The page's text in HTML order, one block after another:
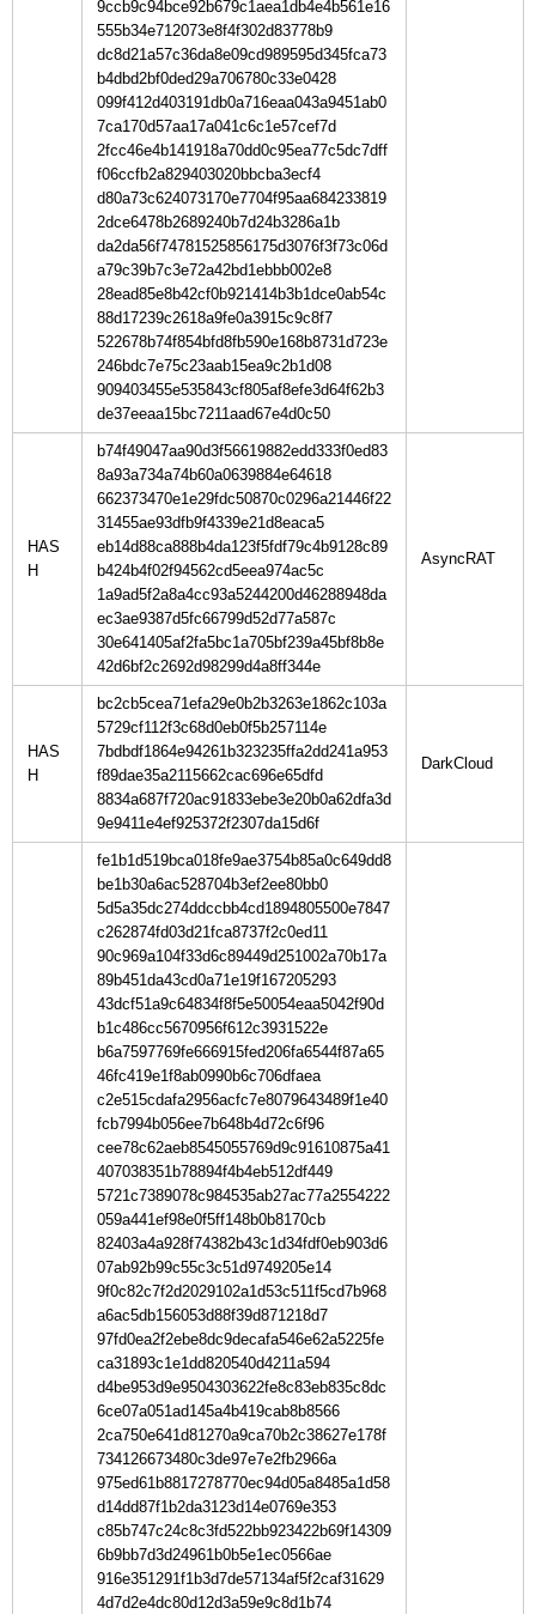
9ccb9c94bce92b679c1aea1db4e4b561e16
555b34e712073e8f4f302d83778b9
dc8d21a57c36da8e09cd989595d345fca73
b4dbd2bf0ded29a706780c33e0428
099f412d403191db0a716eaa043a9451ab0
7ca170d57aa17a041c6c1e57cef7d
2fcc46e4b141918a70dd0c95ea77c5dc7dff
f06ccfb2a829403020bbcba3ecf4
d80a73c624073170e7704f95aa684233819
2dce6478b2689240b7d24b3286a1b
da2da56f74781525856175d3076f3f73c06d
a79c39b7c3e72a42bd1ebbb002e8
28ead85e8b42cf0b921414b3b1dce0ab54c
88d17239c2618a9fe0a3915c9c8f7
522678b74f854bfd8fb590e168b8731d723e
246bdc7e75c23aab15ea9c2b1d08
909403455e535843cf805af8efe3d64f62b3
de37eeaa15bc7211aad67e4d0c50
HAS
H
b74f49047aa90d3f56619882edd333f0ed83
8a93a734a74b60a0639884e64618
662373470e1e29fdc50870c0296a21446f22
31455ae93dfb9f4339e21d8eaca5
eb14d88ca888b4da123f5fdf79c4b9128c89
b424b4f02f94562cd5eea974ac5c
1a9ad5f2a8a4cc93a5244200d46288948da
ec3ae9387d5fc66799d52d77a587c
30e641405af2fa5bc1a705bf239a45bf8b8e
42d6bf2c2692d98299d4a8ff344e
HAS
H
bc2cb5cea71efa29e0b2b3263e1862c103a
5729cf112f3c68d0eb0f5b257114e
7bdbdf1864e94261b323235ffa2dd241a953
f89dae35a2115662cac696e65dfd
8834a687f720ac91833ebe3e20b0a62dfa3d
9e9411e4ef925372f2307da15d6f
fe1b1d519bca018fe9ae3754b85a0c649dd8
be1b30a6ac528704b3ef2ee80bb0
5d5a35dc274ddccbb4cd1894805500e7847
c262874fd03d21fca8737f2c0ed11
90c969a104f33d6c89449d251002a70b17a
89b451da43cd0a71e19f167205293
43dcf51a9c64834f8f5e50054eaa5042f90d
b1c486cc5670956f612c3931522e
b6a7597769fe666915fed206fa6544f87a65
46fc419e1f8ab0990b6c706dfaea
c2e515cdafa2956acfc7e8079643489f1e40
fcb7994b056ee7b648b4d72c6f96
cee78c62aeb8545055769d9c91610875a41
407038351b78894f4b4eb512df449
5721c7389078c984535ab27ac77a2554222
059a441ef98e0f5ff148b0b8170cb
82403a4a928f74382b43c1d34fdf0eb903d6
07ab92b99c55c3c51d9749205e14
9f0c82c7f2d2029102a1d53c511f5cd7b968
a6ac5db156053d88f39d871218d7
97fd0ea2f2ebe8dc9decafa546e62a5225fe
ca31893c1e1dd820540d4211a594
d4be953d9e9504303622fe8c83eb835c8dc
6ce07a051ad145a4b419cab8b8566
2ca750e641d81270a9ca70b2c38627e178f
734126673480c3de97e7e2fb2966a
975ed61b8817278770ec94d05a8485a1d58
d14dd87f1b2da3123d14e0769e353
c85b747c24c8c3fd522bb923422b69f14309
6b9bb7d3d24961b0b5e1ec0566ae
916e351291f1b3d7de57134af5f2caf31629
4d7d2e4dc80d12d3a59e9c8d1b74